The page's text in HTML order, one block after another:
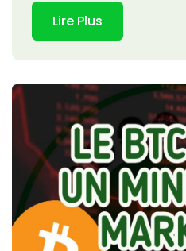
Lire Plus